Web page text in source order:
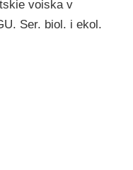
voiska v
Ser. biol. i ekol.